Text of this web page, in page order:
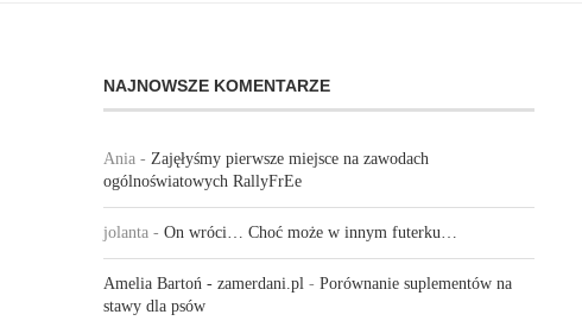
NAJNOWSZE KOMENTARZE
Ania - Zajęłyśmy pierwsze miejsce na zawodach
ogólnoświatowych RallyFrEe
jolanta - On wróci… Choć może w innym futerku…
Amelia Bartoń - zamerdani.pl - Porównanie suplementów na
stawy dla psów